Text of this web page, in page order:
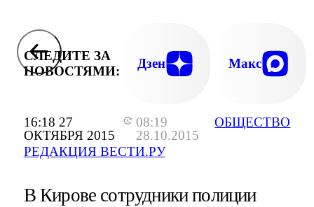
16:18 27
ОКТЯБРЯ 2015
08:19
28.10.2015
РЕДАКЦИЯ ВЕСТИ.РУ
ОБЩЕСТВО
СЛЕДИТЕ ЗА
НОВОСТЯМИ:
Дзен Макс
В Кирове сотрудники полиции